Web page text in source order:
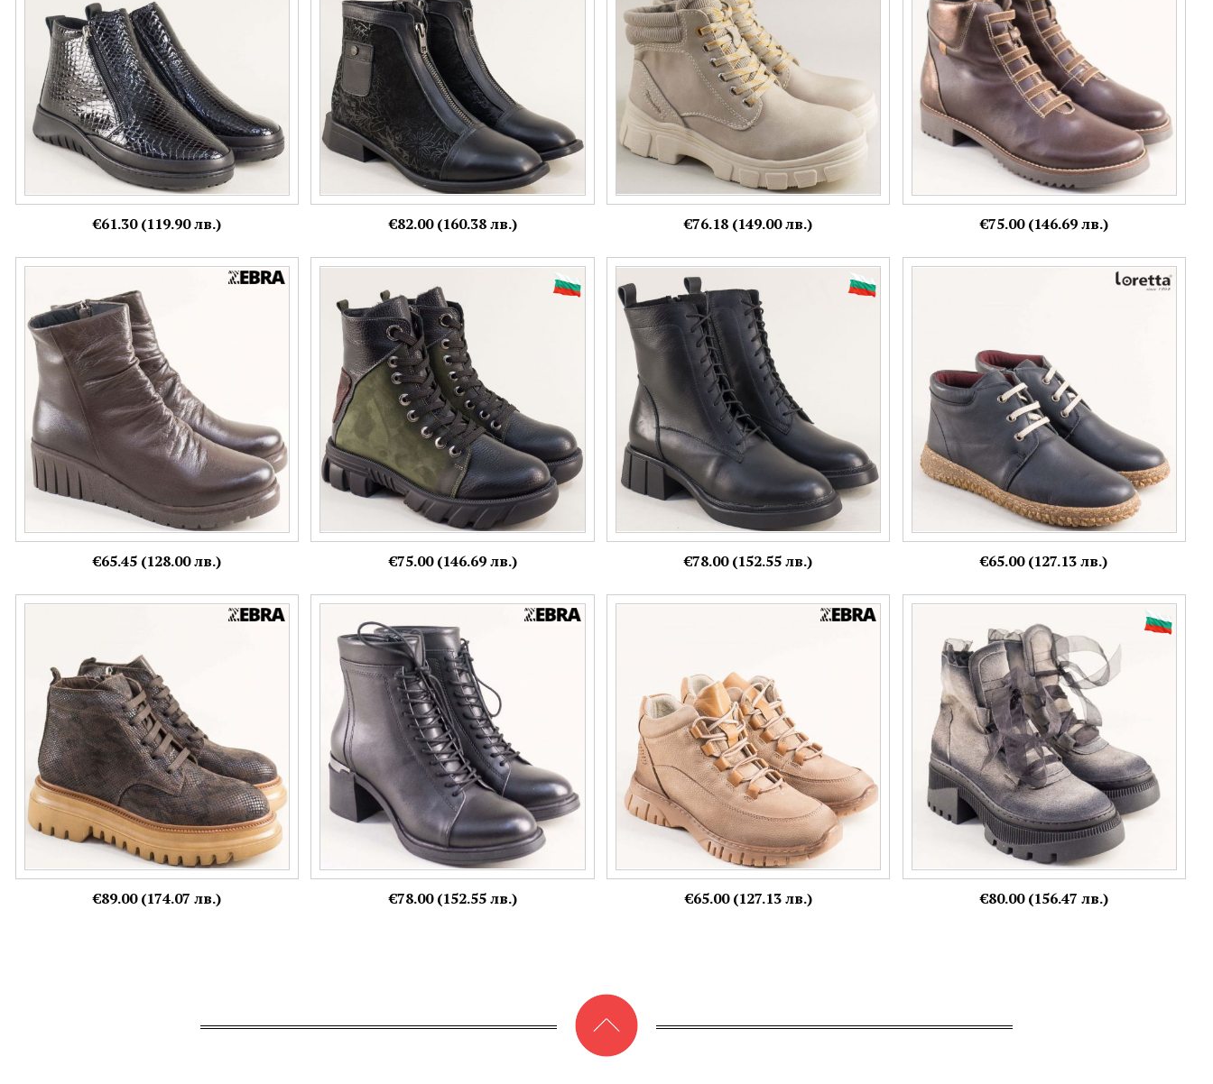
€61.30 (119.90 лв.)
Още цветове:
€82.00 (160.38 лв.) €76.18 (149.00 лв.)
38,39,40
€75.00 (146.69 лв.)
Тъмно кафяви дамски боти на клин ходило
от естествена кожа ma2001kk
Номерация:
36,39
€65.45 (128.00 лв.)
Дамски равни боти естествена кожа в зелен
и черен цвят k222ps
Номерация:
€75.00 (146.69 лв.)
Дамски боти с нисък ток и фина връзка
372samina3ch
Номерация:
39,40
€78.00 (152.55 лв.)
LORETTA дамски комфортни боти на
каучуково ходило в черна кожа l7202303ch
Още цветове:
€65.00 (127.13 лв.)
Кожени дамски боти в кафяв цвят със
Номерация:
40
€89.00 (174.07 лв.)
Изчистени дамски боти на среден ток с
връзки и цип в черна кожа 25585ch
Номерация:
37, 38, 39,40
Още цветове:
€78.00 (152.55 лв.)
Естествен набук дамски боти на комфортно
Още цветове:
€65.00 (127.13 лв.)
атрактивен дизайн 2533nbj
Номерация:
37,39
Още цветове:
€80.00 (156.47 лв.)